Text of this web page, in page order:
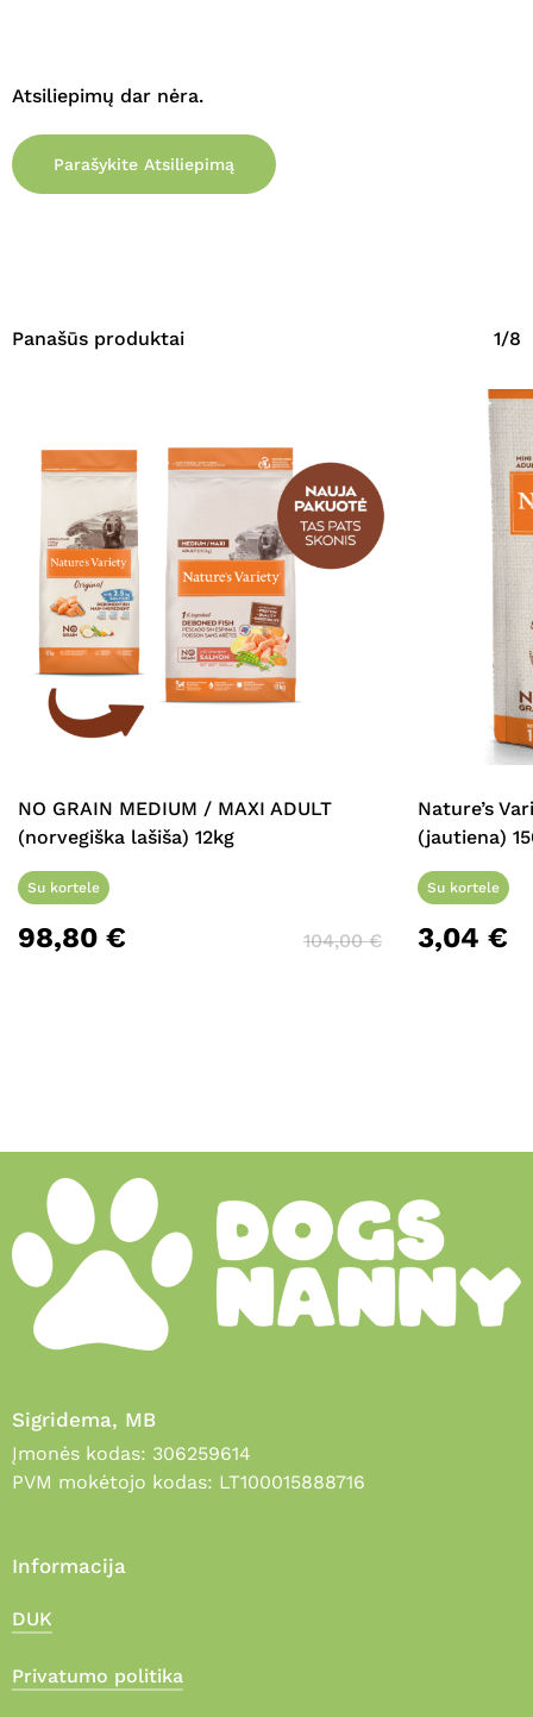
Atsiliepimų dar nėra.
Parašykite Atsiliepimą
Panašūs produktai 1/8
NO GRAIN MEDIUM / MAXI ADULT
(norvegiška lašiša) 12kg
Su kortele
98,80 € 104,00€
Nature’s
(jautiena)
Su kortele
3,04 €
Sigridema, MB
Įmonės kodas: 306259614
PVM mokėtojo kodas: LT100015888716
Informacija
DUK
Privatumo politika